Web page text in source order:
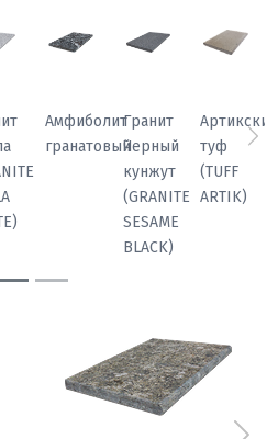
Амфиболит
гранатовый
Гранит
Черный
кунжут
(GRANITE
SESAME
BLACK)
Артикский
туф
(TUFF
ARTIK)